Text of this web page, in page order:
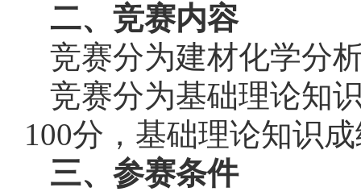
二、竞赛内容
竞赛分为建材化学分
竞赛分为基础理论知
100分，基础理论知识
三、参赛条件